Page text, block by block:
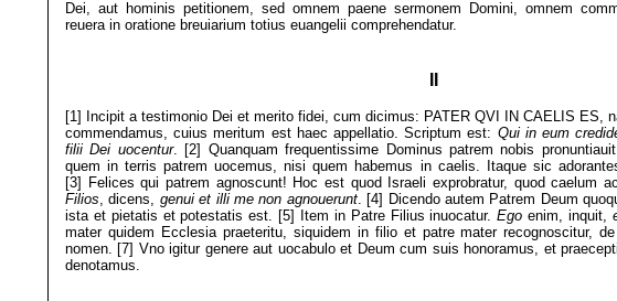
Dei, aut hominis petitionem, sed omnem paene sermonem Domini, omnem
reuera in oratione breuiarium totius euangelii comprehendatur.
[1] Incipit a testimonio Dei et merito fidei, cum dicimus: PATER QVI IN CAELIS ES,
commendamus, cuius meritum est haec appellatio. Scriptum est: Qui in eum
filii Dei uocentur. [2] Quanquam frequentissime Dominus patrem nobis
quem in terris patrem uocemus, nisi quem habemus in caelis. Itaque sic
[3] Felices qui patrem agnoscunt! Hoc est quod Israeli exprobratur, quod caelum
Filios , dicens, genui et illi me non agnouerunt. [4] Dicendo autem Patrem Deum
ista et pietatis et potestatis est. [5] Item in Patre Filius inuocatur.Ego enim, inquit,
mater quidem Ecclesia praeteritu, siquidem in filio et patre mater recognoscitur,
nomen. [7] Vno igitur genere aut uocabulo et Deum cum suis honoramus, et
denotamus.